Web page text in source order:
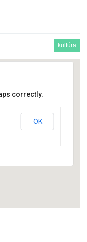
kultúra
correctly.
OK